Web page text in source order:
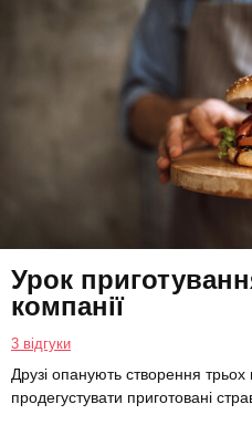
Урок
компанії
3 відгуки
Друзі опанують створення трьох
продегустувати приготовані